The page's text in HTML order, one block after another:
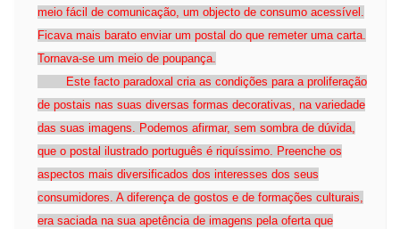
meio fácil de comunicação, um objecto de consumo acessível.
Ficava mais barato enviar um postal do que remeter uma carta.
Tornava-se um meio de poupança.
Este facto paradoxal cria as condições para a proliferação
de postais nas suas diversas formas decorativas, na variedade
das suas imagens. Podemos afirmar, sem sombra de dúvida,
que o postal ilustrado português é riquíssimo. Preenche os
aspectos mais diversificados dos interesses dos seus
consumidores. A diferença de gostos e de formações culturais,
era saciada na sua apetência de imagens pela oferta que